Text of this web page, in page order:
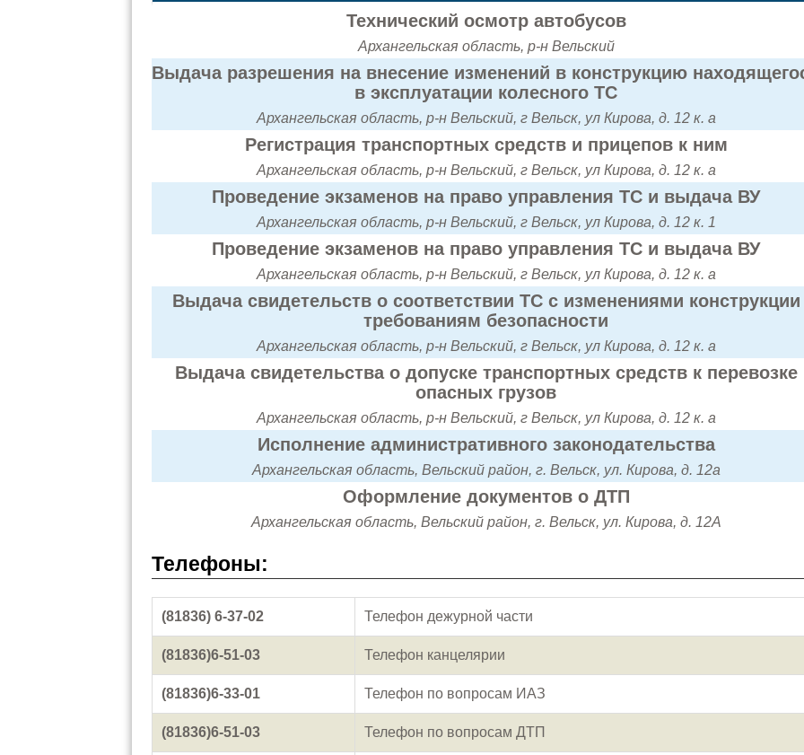
Технический осмотр автобусов
Архангельская область, р-н Вельский
Выдача разрешения на внесение изменений в конструкцию
в эксплуатации колесного ТС
Архангельская область, р-н Вельский, г Вельск, ул Кирова, д. 12 к. а
Регистрация транспортных средств и прицепов к ним
Архангельская область, р-н Вельский, г Вельск, ул Кирова, д. 12 к. а
Проведение экзаменов на право управления ТС и выдача ВУ
Архангельская область, р-н Вельский, г Вельск, ул Кирова, д. 12 к. 1
Проведение экзаменов на право управления ТС и выдача ВУ
Архангельская область, р-н Вельский, г Вельск, ул Кирова, д. 12 к. а
Выдача свидетельств о соответствии ТС с изменениями конструкции
требованиям безопасности
Архангельская область, р-н Вельский, г Вельск, ул Кирова, д. 12 к. а
Выдача свидетельства о допуске транспортных средств к перевозке
опасных грузов
Архангельская область, р-н Вельский, г Вельск, ул Кирова, д. 12 к. а
Исполнение административного законодательства
Архангельская область, Вельский район, г. Вельск, ул. Кирова, д. 12а
Оформление документов о ДТП
Архангельская область, Вельский район, г. Вельск, ул. Кирова, д. 12А
Телефоны:
(81836) 6-37-02 Телефон дежурной части
(81836)6-51-03 Телефон канцелярии
(81836)6-33-01 Телефон по вопросам ИАЗ
(81836)6-51-03 Телефон по вопросам ДТП